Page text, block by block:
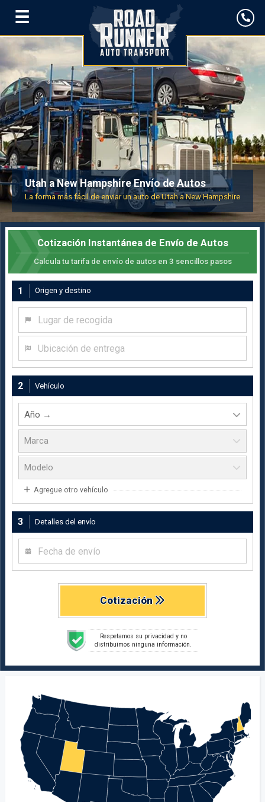
☰
Utah a New Hampshire Envío de Autos
La forma más fácil de enviar un auto de Utah a New Hampshire
Cotización Instantánea de Envío de Autos
Calcula tu tarifa de envío de autos en 3 sencillos pasos
1 Origen y destino
2 Vehículo
Agregue otro vehículo
3 Detalles del envío
Cotización
Respetamos su privacidad y no
distribuimos ninguna información.